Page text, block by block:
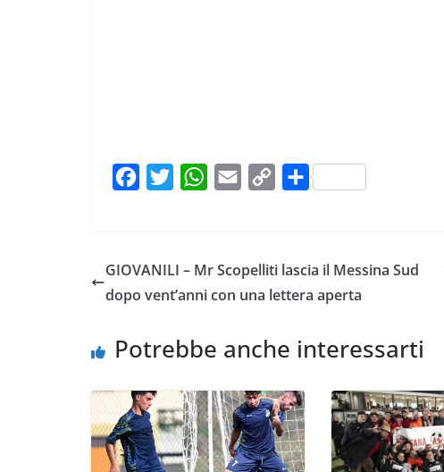
o
r
W
l
C
GIOVANILI – Mr Scopelliti lascia il Messina Sud
dopo vent’anni con una lettera aperta
Potrebbe anche interessarti